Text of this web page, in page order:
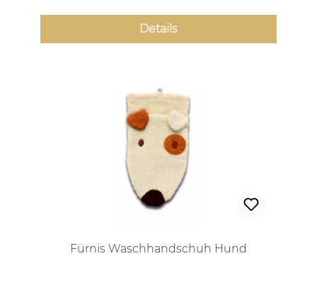
Details
Fürnis Waschhandschuh Hund